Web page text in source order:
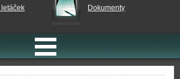
letáček Dokumenty